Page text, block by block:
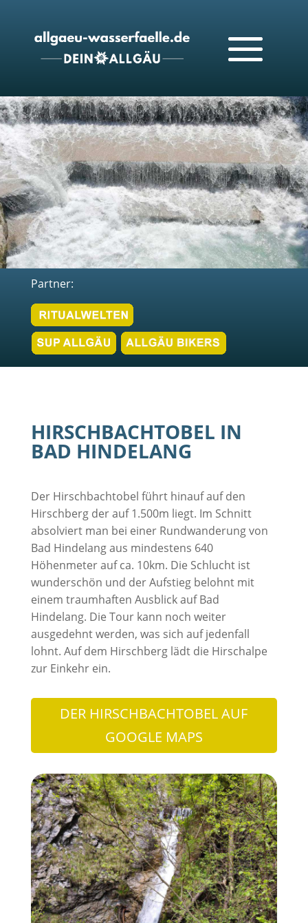
Partner:
HIRSCHBACHTOBEL IN
BAD HINDELANG
Der Hirschbachtobel führt hinauf auf den
Hirschberg der auf 1.500m liegt. Im Schnitt
absolviert man bei einer Rundwanderung von
Bad Hindelang aus mindestens 640
Höhenmeter auf ca. 10km. Die Schlucht ist
wunderschön und der Aufstieg belohnt mit
einem traumhaften Ausblick auf Bad
Hindelang. Die Tour kann noch weiter
ausgedehnt werden, was sich auf jedenfall
lohnt. Auf dem Hirschberg lädt die Hirschalpe
zur Einkehr ein.
DER HIRSCHBACHTOBEL AUF
GOOGLE MAPS